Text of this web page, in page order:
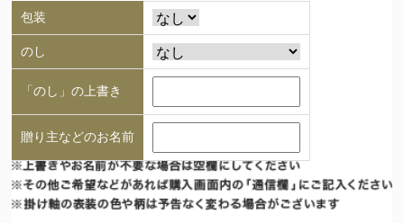
包装
のし
「のし」の上書き
贈り主などのお名前